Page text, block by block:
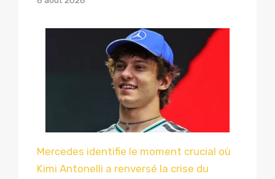
Mercedes identifie le moment crucial où
Kimi Antonelli a renversé la crise du